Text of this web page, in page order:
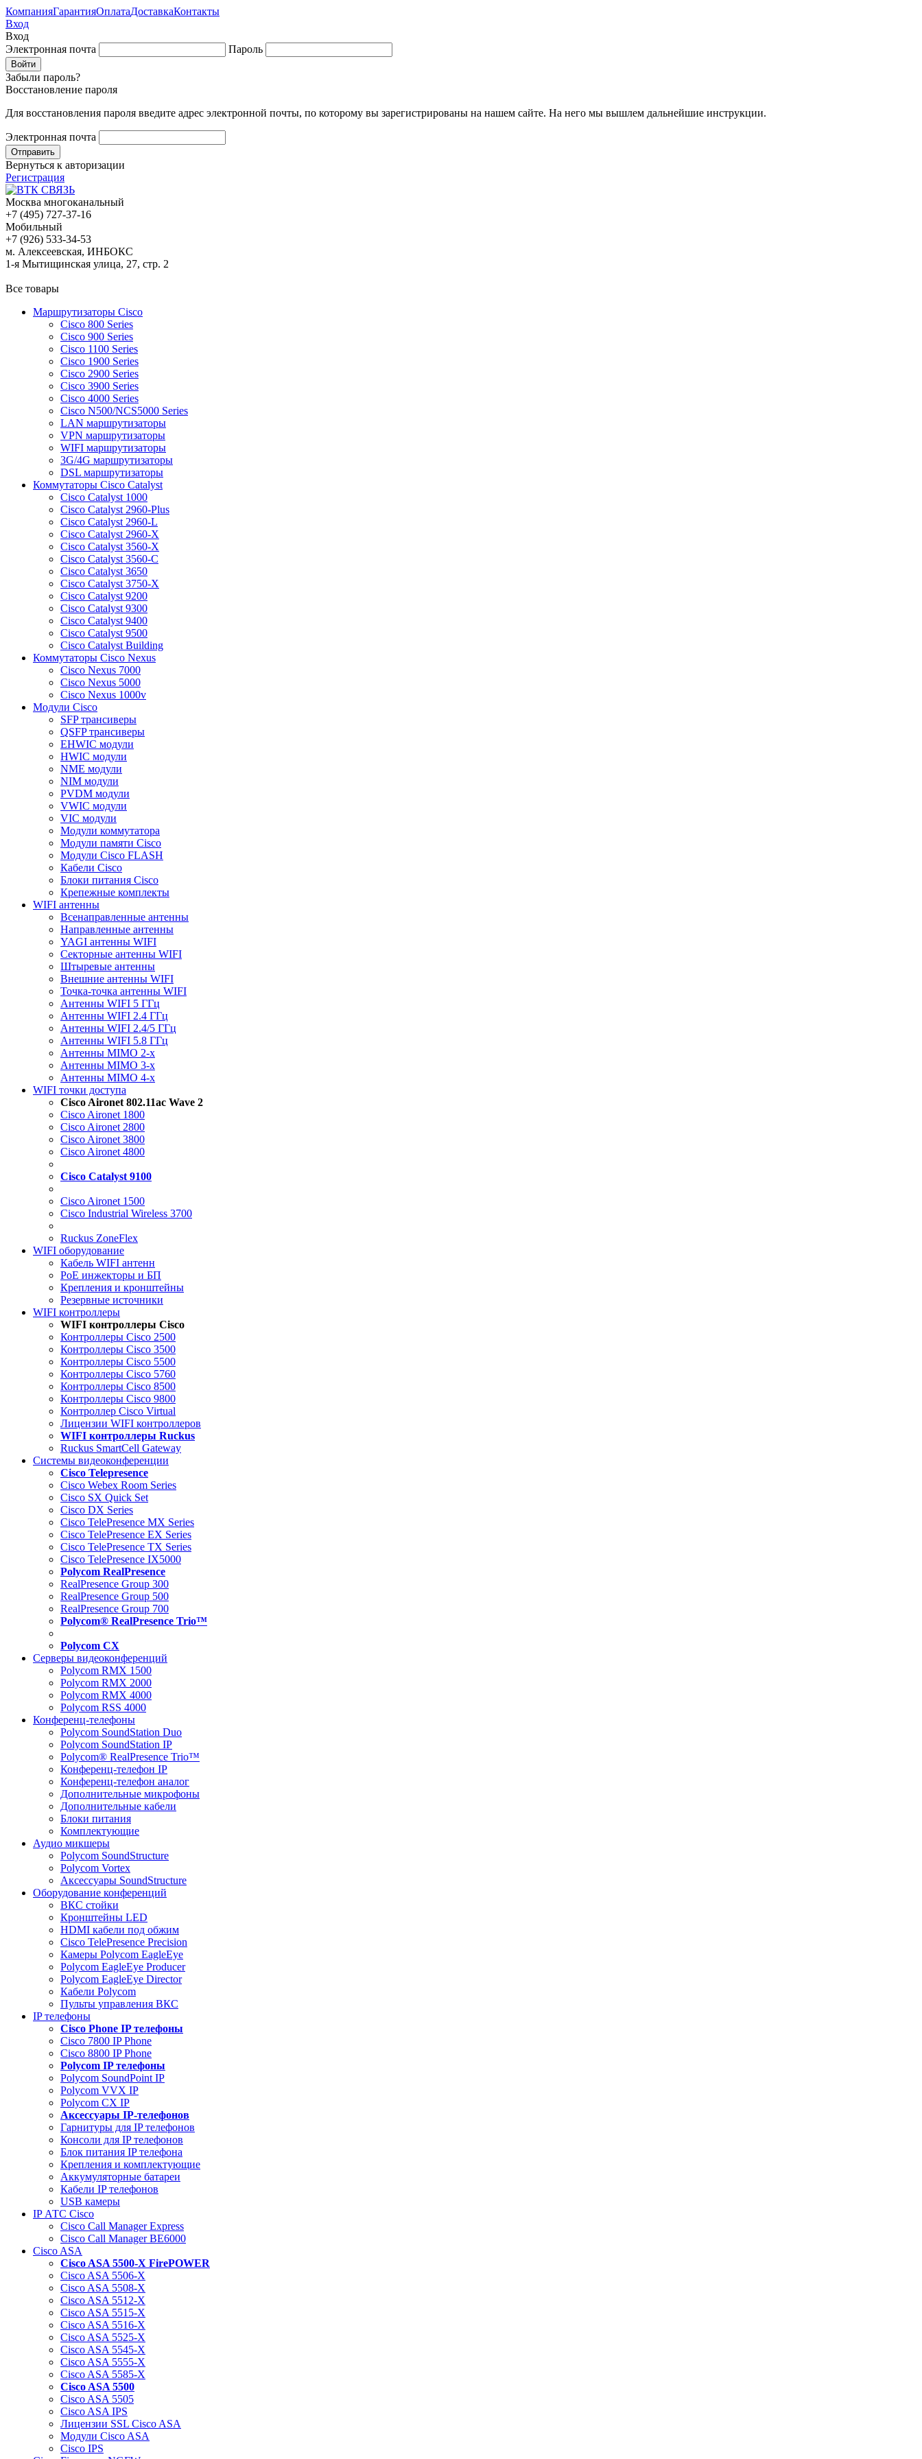
КомпанияГарантияОплатаДоставкаКонтакты
Вход
Вход
Электронная почта
Пароль
Забыли пароль?
Восстановление пароля
Для восстановления пароля введите адрес электронной почты, по которому вы зарегистрированы на нашем сайте. На него мы вышлем дальнейшие инструкции.
Электронная почта
Вернуться к авторизации
Регистрация
Москва многоканальный
+7 (495) 727-37-16
Мобильный
+7 (926) 533-34-53
м. Алексеевская, ИНБОКС
1-я Мытищинская улица, 27, стр. 2
Все товары
Маршрутизаторы Cisco
Cisco 800 Series
Cisco 900 Series
Cisco 1100 Series
Cisco 1900 Series
Cisco 2900 Series
Cisco 3900 Series
Cisco 4000 Series
Cisco N500/NCS5000 Series
LAN маршрутизаторы
VPN маршрутизаторы
WIFI маршрутизаторы
3G/4G маршрутизаторы
DSL маршрутизаторы
Коммутаторы Cisco Catalyst
Cisco Catalyst 1000
Cisco Catalyst 2960-Plus
Cisco Catalyst 2960-L
Cisco Catalyst 2960-X
Cisco Catalyst 3560-X
Cisco Catalyst 3560-C
Cisco Catalyst 3650
Cisco Catalyst 3750-X
Cisco Catalyst 9200
Cisco Catalyst 9300
Cisco Catalyst 9400
Cisco Catalyst 9500
Cisco Catalyst Building
Коммутаторы Cisco Nexus
Cisco Nexus 7000
Cisco Nexus 5000
Cisco Nexus 1000v
Модули Cisco
SFP трансиверы
QSFP трансиверы
EHWIC модули
HWIC модули
NME модули
NIM модули
PVDM модули
VWIC модули
VIC модули
Модули коммутатора
Модули памяти Cisco
Модули Cisco FLASH
Кабели Cisco
Блоки питания Cisco
Крепежные комплекты
WIFI антенны
Всенаправленные антенны
Направленные антенны
YAGI антенны WIFI
Секторные антенны WIFI
Штыревые антенны
Внешние антенны WIFI
Точка-точка антенны WIFI
Антенны WIFI 5 ГГц
Антенны WIFI 2.4 ГГц
Антенны WIFI 2.4/5 ГГц
Антенны WIFI 5.8 ГГц
Антенны MIMO 2-x
Антенны MIMO 3-x
Антенны MIMO 4-x
WIFI точки доступа
Cisco Aironet 802.11ac Wave 2
Cisco Aironet 1800
Cisco Aironet 2800
Cisco Aironet 3800
Cisco Aironet 4800
Cisco Catalyst 9100
Cisco Aironet 1500
Cisco Industrial Wireless 3700
Ruckus ZoneFlex
WIFI оборудование
Кабель WIFI антенн
PoE инжекторы и БП
Крепления и кронштейны
Резервные источники
WIFI контроллеры
WIFI контроллеры Cisco
Контроллеры Cisco 2500
Контроллеры Cisco 3500
Контроллеры Cisco 5500
Контроллеры Cisco 5760
Контроллеры Cisco 8500
Контроллеры Cisco 9800
Контроллер Cisco Virtual
Лицензии WIFI контроллеров
WIFI контроллеры Ruckus
Ruckus SmartCell Gateway
Системы видеоконференции
Cisco Telepresence
Cisco Webex Room Series
Cisco SX Quick Set
Cisco DX Series
Cisco TelePresence MX Series
Cisco TelePresence EX Series
Cisco TelePresence TX Series
Cisco TelePresence IX5000
Polycom RealPresence
RealPresence Group 300
RealPresence Group 500
RealPresence Group 700
Polycom® RealPresence Trio™
Polycom CX
Серверы видеоконференций
Polycom RMX 1500
Polycom RMX 2000
Polycom RMX 4000
Polycom RSS 4000
Конференц-телефоны
Polycom SoundStation Duo
Polycom SoundStation IP
Polycom® RealPresence Trio™
Конференц-телефон IP
Конференц-телефон аналог
Дополнительные микрофоны
Дополнительные кабели
Блоки питания
Комплектующие
Аудио микшеры
Polycom SoundStructure
Polycom Vortex
Аксессуары SoundStructure
Оборудование конференций
ВКС стойки
Кронштейны LED
HDMI кабели под обжим
Cisco TelePresence Precision
Камеры Polycom EagleEye
Polycom EagleEye Producer
Polycom EagleEye Director
Кабели Polycom
Пульты управления ВКС
IP телефоны
Сisco Phone IP телефоны
Cisco 7800 IP Phone
Cisco 8800 IP Phone
Polycom IP телефоны
Polycom SoundPoint IP
Polycom VVX IP
Polycom CX IP
Аксессуары IP-телефонов
Гарнитуры для IP телефонов
Консоли для IP телефонов
Блок питания IP телефона
Крепления и комплектующие
Аккумуляторные батареи
Кабели IP телефонов
USB камеры
IP АТС Cisco
Cisco Call Manager Express
Cisco Call Manager BE6000
Cisco ASA
Cisco ASA 5500-X FirePOWER
Cisco ASA 5506-X
Cisco ASA 5508-X
Cisco ASA 5512-X
Cisco ASA 5515-X
Cisco ASA 5516-X
Cisco ASA 5525-X
Cisco ASA 5545-X
Cisco ASA 5555-X
Cisco ASA 5585-X
Cisco ASA 5500
Cisco ASA 5505
Cisco ASA IPS
Лицензии SSL Cisco ASA
Модули Cisco ASA
Cisco IPS